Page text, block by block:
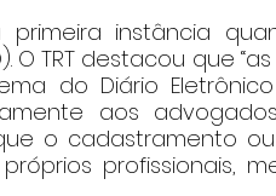
instância
O TRT destacou que
do Diário
aos
o cadastramento
profissionais,